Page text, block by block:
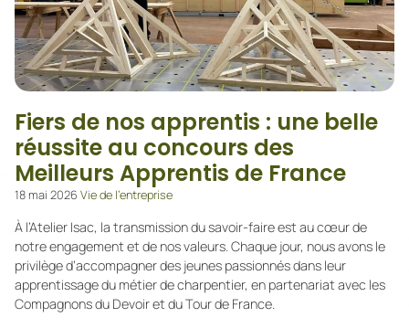
Fiers de nos apprentis : une belle
réussite au concours des
Meilleurs Apprentis de France
18 mai 2026 Vie de l’entreprise
À l’Atelier Isac, la transmission du savoir-faire est au cœur de
notre engagement et de nos valeurs. Chaque jour, nous avons le
privilège d’accompagner des jeunes passionnés dans leur
apprentissage du métier de charpentier, en partenariat avec les
Compagnons du Devoir et du Tour de France.